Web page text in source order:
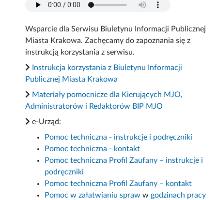
Wsparcie dla Serwisu Biuletynu Informacji Publicznej
Miasta Krakowa. Zachęcamy do zapoznania się z
instrukcją korzystania z serwisu.
Instrukcja korzystania z Biuletynu Informacji
Publicznej Miasta Krakowa
Materiały pomocnicze dla Kierujących MJO,
Administratorów i Redaktorów BIP MJO
e-Urząd:
Pomoc techniczna - instrukcje i podręczniki
Pomoc techniczna - kontakt
Pomoc techniczna Profil Zaufany – instrukcje i
podręczniki
Pomoc techniczna Profil Zaufany – kontakt
Pomoc w załatwianiu spraw w godzinach pracy